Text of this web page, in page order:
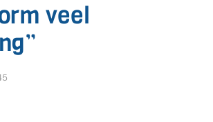
veel